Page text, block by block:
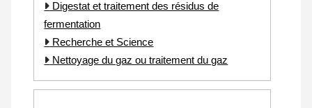
Digestat et traitement des résidus de
fermentation
Recherche et Science
Nettoyage du gaz ou traitement du gaz